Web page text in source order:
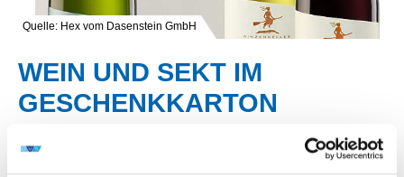
Quelle: Hex vom Dasenstein GmbH
WEIN UND SEKT IM
GESCHENKKARTON
Zwei Flaschen Wein und eine Flasche Sekt im